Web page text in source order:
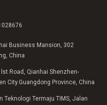
Business Mansion, 302
China
Road, Qianhai Shenzhen-
City.Guangdong Province, China
Teknologi Termaju TIMS, Jalan